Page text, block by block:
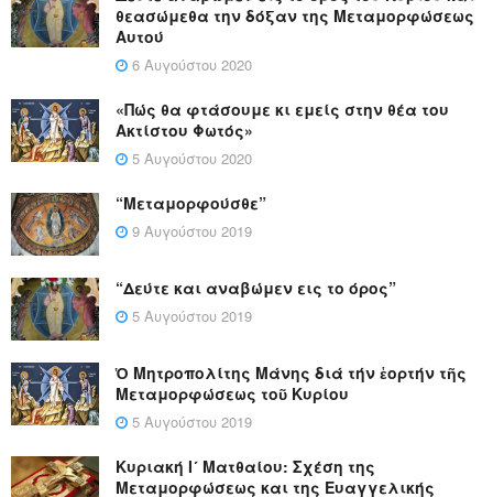
θεασώμεθα την δόξαν της Μεταμορφώσεως
Αυτού
6 Αυγούστου 2020
«Πώς θα φτάσουμε κι εμείς στην θέα του
Ακτίστου Φωτός»
5 Αυγούστου 2020
“Μεταμορφούσθε”
9 Αυγούστου 2019
“Δεύτε και αναβώμεν εις το όρος”
5 Αυγούστου 2019
Ὁ Μητροπολίτης Μάνης διά τήν ἑορτήν τῆς
Μεταμορφώσεως τοῦ Κυρίου
5 Αυγούστου 2019
Κυριακή Ι´ Ματθαίου: Σχέση της
Μεταμορφώσεως και της Ευαγγελικής